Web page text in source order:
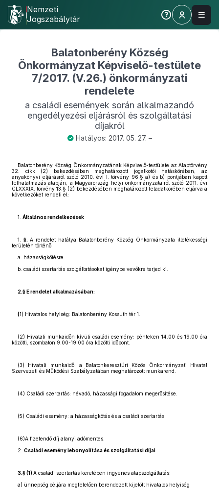
Nemzeti
Jogszabálytár
Balatonberény Község
Önkormányzat Képviselő-testülete
7/2017. (V.26.) önkormányzati
rendelete
a családi események során alkalmazandó
engedélyezési eljárásról és szolgáltatási
díjakról
Hatályos: 2017. 05. 27. –
Balatonberény Község Önkormányzatának Képviselő-testülete az Alaptörvény
32. cikk (2) bekezdésében meghatározott jogalkotói hatáskörében, az
anyakönyvi eljárásról szóló 2010. évi I. törvény 96.§ a) és b) pontjában kapott
felhatalmazás alapján, a Magyarország helyi önkormányzatairól szóló 2011. évi
CLXXXIX. törvény 13.§ (2) bekezdésében meghatározott feladatkörében eljárva a
következőket rendeli el:
1. Általános rendelkezések
1. §. A rendelet hatálya Balatonberény Község Önkormányzata illetékességi
területén történő
a. házasságkötésre
b. családi szertartás szolgáltatásokat igénybe vevőkre terjed ki.
2.§ E rendelet alkalmazásában:
(1) Hivatalos helyiség: Balatonberény Kossuth tér 1.
(2) Hivatali munkaidőn kívüli családi esemény: pénteken 14.00 és 19.00 óra
közötti, szombaton 9.00-19.00 óra közötti időpont.
(3) Hivatali munkaidő: a Balatonkeresztúri Közös Önkormányzati Hivatal
Szervezeti és Működési Szabályzatában meghatározott munkarend.
(4) Családi szertartás: névadó, házassági fogadalom megerősítése.
(5) Családi esemény: a házasságkötés és a családi szertartás
(6)A fizetendő díj alanyi adómentes.
2. Családi esemény lebonyolítása és szolgáltatási díjai
3.§ (1)A családi szertartás keretében ingyenes alapszolgáltatás:
a) ünnepség céljára megfelelően berendezett kijelölt hivatalos helyiség